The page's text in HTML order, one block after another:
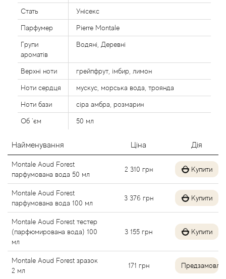
Стать Унісекс
Парфумер Pierre Montale
Групи
ароматів
Водяні, Деревні
Верхні ноти грейпфрут, імбир, лимон
Ноти сердця мускус, морська вода, троянда
Ноти бази сіра амбра, розмарин
Об `єм 50 мл
Найменування Ціна Дія
Montale Aoud Forest
парфумована вода 50 мл
2 310 грн Купити
Montale Aoud Forest
парфумована вода 100 мл
3 376 грн Купити
Montale Aoud Forest тестер
(парфюмирована вода) 100
мл
3 155 грн Купити
Montale Aoud Forest зразок
2 мл
171 грн
Alexandre Barthet
Alexandre J
Alfred Dunhill
Alyson Oldoini
Alyssa Ashley
American Crew
Amouage
Amouroud
Andre L'Arom
Anima Mundi